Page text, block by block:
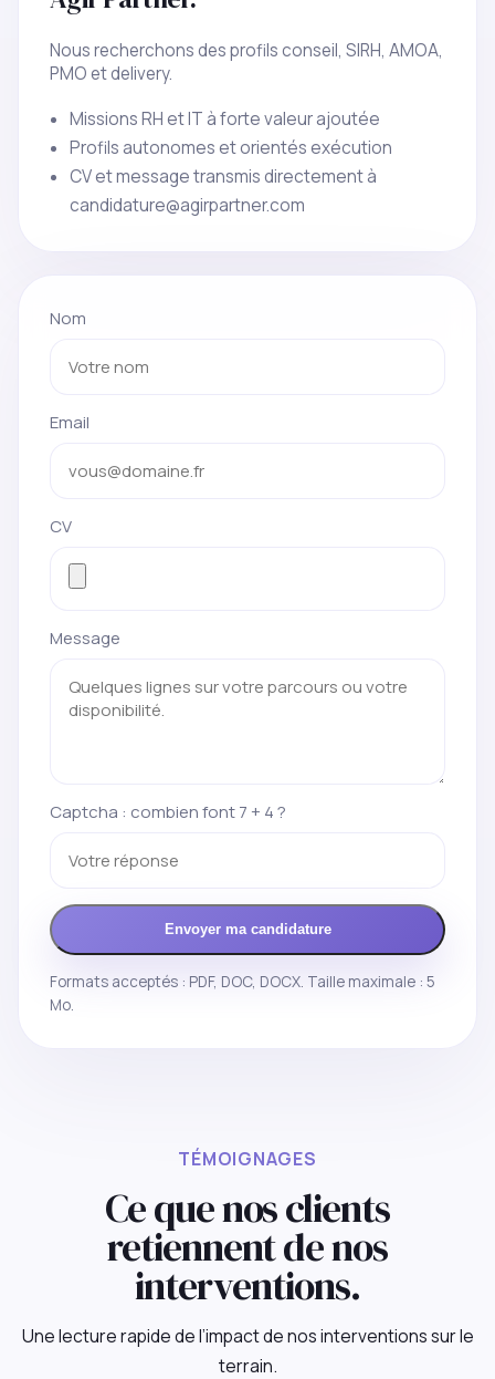
Nous recherchons des profils conseil, SIRH, AMOA,
PMO et delivery.
Missions RH et IT à forte valeur ajoutée
Profils autonomes et orientés exécution
CV et message transmis directement à
candidature@agirpartner.com
Nom
Email
CV
Message
Captcha : combien font 7 + 4 ?
Envoyer ma candidature
Formats acceptés : PDF, DOC, DOCX. Taille maximale : 5
Mo.
TÉMOIGNAGES
Ce que nos clients
retiennent de nos
interventions.
Une lecture rapide de l’impact de nos interventions sur le
terrain.